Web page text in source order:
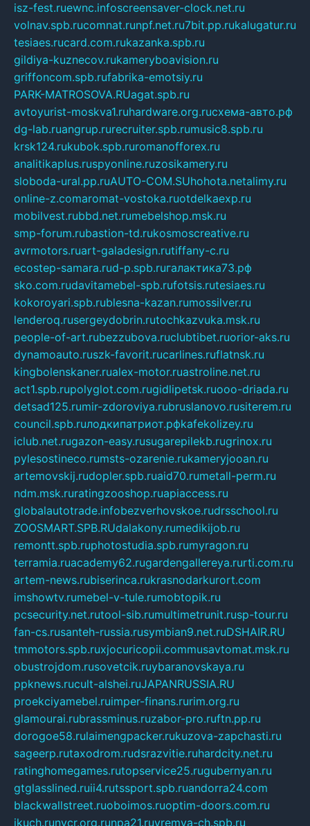
isz-fest.ruewnc.infoscreensaver-clock.net.ru
volnav.spb.rucomnat.runpf.net.ru7bit.pp.rukalugatur.ru
tesiaes.rucard.com.rukazanka.spb.ru
gildiya-kuznecov.rukameryboavision.ru
griffoncom.spb.rufabrika-emotsiy.ru
PARK-MATROSOVA.RUagat.spb.ru
avtoyurist-moskva1.ruhardware.org.ruсхема-авто.рф
dg-lab.ruangrup.rurecruiter.spb.rumusic8.spb.ru
krsk124.rukubok.spb.ruromanofforex.ru
analitikaplus.ruspyonline.ruzosikamery.ru
sloboda-ural.pp.ruAUTO-COM.SUhohota.netalimy.ru
online-z.comaromat-vostoka.ruotdelkaexp.ru
mobilvest.rubbd.net.rumebelshop.msk.ru
smp-forum.rubastion-td.rukosmoscreative.ru
avrmotors.ruart-galadesign.rutiffany-c.ru
ecostep-samara.rud-p.spb.ruгалактика73.рф
sko.com.rudavitamebel-spb.rufotsis.rutesiaes.ru
kokoroyari.spb.rublesna-kazan.rumossilver.ru
lenderoq.rusergeydobrin.rutochkazvuka.msk.ru
people-of-art.rubezzubova.ruclubtibet.ruorior-aks.ru
dynamoauto.ruszk-favorit.rucarlines.ruflatnsk.ru
kingbolenskaner.rualex-motor.ruastroline.net.ru
act1.spb.rupolyglot.com.rugidlipetsk.ruooo-driada.ru
detsad125.rumir-zdoroviya.rubruslanovo.rusiterem.ru
council.spb.ruлодкипатриот.рфkafekolizey.ru
iclub.net.rugazon-easy.rusugarepilekb.rugrinox.ru
pylesostineco.rumsts-ozarenie.rukameryjooan.ru
artemovskij.rudopler.spb.ruaid70.rumetall-perm.ru
ndm.msk.ruratingzooshop.ruapiaccess.ru
globalautotrade.infobezverhovskoe.rudrsschool.ru
ZOOSMART.SPB.RUdalakony.rumedikijob.ru
remontt.spb.ruphotostudia.spb.rumyragon.ru
terramia.ruacademy62.rugardengallereya.rurti.com.ru
artem-news.rubiserinca.rukrasnodarkurort.com
imshowtv.rumebel-v-tule.rumobtopik.ru
pcsecurity.net.rutool-sib.rumultimetrunit.rusp-tour.ru
fan-cs.rusanteh-russia.rusymbian9.net.ruDSHAIR.RU
tmmotors.spb.ruxjocuricopii.commusavtomat.msk.ru
obustrojdom.rusovetcik.ruybaranovskaya.ru
ppknews.rucult-alshei.ruJAPANRUSSIA.RU
proekciyamebel.ruimper-finans.rurim.org.ru
glamourai.rubrassminus.ruzabor-pro.ruftn.pp.ru
dorogoe58.rulaimengpacker.rukuzova-zapchasti.ru
sageerp.rutaxodrom.rudsrazvitie.ruhardcity.net.ru
ratinghomegames.rutopservice25.rugubernyan.ru
gtglasslined.ruii4.rutssport.spb.ruandorra24.com
blackwallstreet.ruoboimos.ruoptim-doors.com.ru
ikuch.runycr.org.runpa21.ruvremya-ch.spb.ru